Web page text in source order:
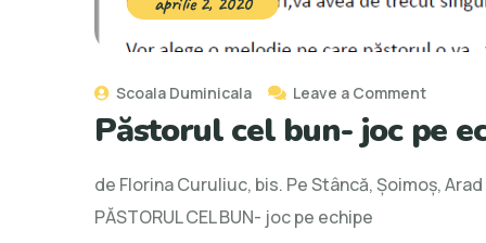
Scoala Duminicala Leave a Commenton
bun-
Păstorul cel bun- joc pe
de Florina Curuliuc, bis. Pe Stâncă, Șoimoș,
PĂSTORUL CEL BUN- joc pe echipe